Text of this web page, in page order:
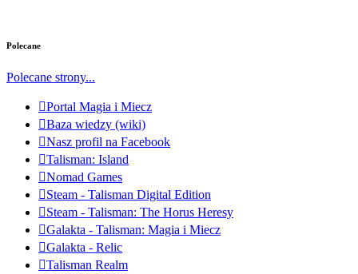
Polecane
Polecane strony...
Portal Magia i Miecz
Baza wiedzy (wiki)
Nasz profil na Facebook
Talisman: Island
Nomad Games
Steam - Talisman Digital Edition
Steam - Talisman: The Horus Heresy
Galakta - Talisman: Magia i Miecz
Galakta - Relic
Talisman Realm